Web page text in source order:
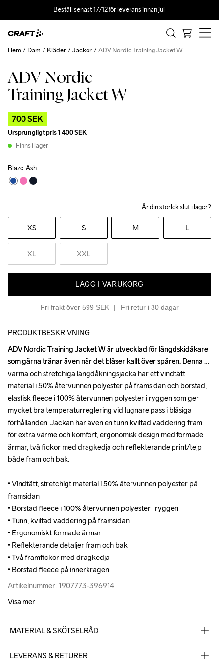
Beställ senast 17/12 för leverans innan jul
ADV Nordic
Training Jacket W
700 SEK
Ursprungligt pris1 400 SEK
Finns i lager
Blaze-Ash
Är din storlek slut i lager?
XS S M L
XL XXL
LÄGG I VARUKORG
Fri frakt över 599 SEK Fri retur i 30 dagar
Hem Dam Kläder Jackor ADV Nordic Training Jacket W
Outlet
PRODUKTBESKRIVNING
ADV Nordic Training Jacket W är utvecklad för längdskidåkare
som gärna tränar även när det blåser kallt över spåren. Denna
varma och stretchiga längdåkningsjacka har ett vindtätt
material i 50% återvunnen polyester på framsidan och borstad,
elastisk fleece i 100% återvunnen polyester i ryggen som ger
mycket bra temperaturreglering vid lugnare pass i blåsiga
förhållanden. Jackan har även en tunn kviltad vaddering fram
för extra värme och komfort, ergonomisk design med formade
ärmar, två fickor med dragkedja och reflekterande print/tejp
både fram och bak.
• Vindtätt, stretchigt material i 50% återvunnen polyester på
framsidan
• Borstad fleece i 100% återvunnen polyester i ryggen
• Tunn, kviltad vaddering på framsidan
• Ergonomiskt formade ärmar
• Reflekterande detaljer fram och bak
• Två framfickor med dragkedja
• Borstad fleece på innerkragen
Artikelnummer: 1907773-396914
ADV Nordic Training Jacket W är utvecklad för längdskidåkare
som gärna tränar även när det blåser kallt över spåren. Denna
varma och stretchiga längdåkningsjacka har ett vindtätt
material i 50% återvunnen polyester på framsidan och borstad,
elastisk fleece i 100% återvunnen polyester i ryggen som ger
mycket bra temperaturreglering vid lugnare pass i blåsiga
förhållanden. Jackan har även en tunn kviltad vaddering fram
för extra värme och komfort, ergonomisk design med formade
ärmar, två fickor med dragkedja och reflekterande print/tejp
både fram och bak.
• Vindtätt, stretchigt material i 50% återvunnen polyester på
framsidan
• Borstad fleece i 100% återvunnen polyester i ryggen
• Tunn, kviltad vaddering på framsidan
• Ergonomiskt formade ärmar
• Reflekterande detaljer fram och bak
• Två framfickor med dragkedja
• Borstad fleece på innerkragen
Artikelnummer: 1907773-396914
Visa mer
MATERIAL & SKÖTSELRÅD
LEVERANS & RETURER